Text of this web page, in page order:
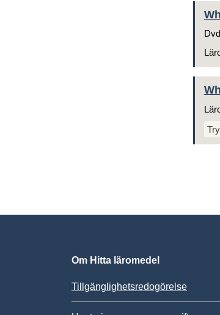
Om Hitta läromedel
Tillgänglighetsredogörelse